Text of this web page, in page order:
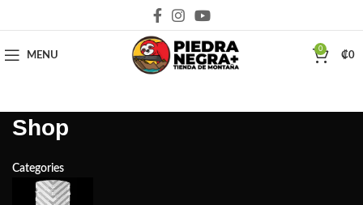
MENU
0
₡0
Shop
Categories
Deja que la montaña sea parte de tu vida